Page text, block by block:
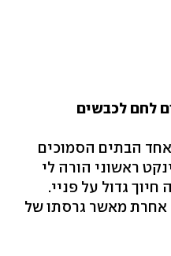
לחם לכבשים
הבתים הסמוכים
ראשוני הורה לי
גדול על פניי.
מאשר גרסתו של